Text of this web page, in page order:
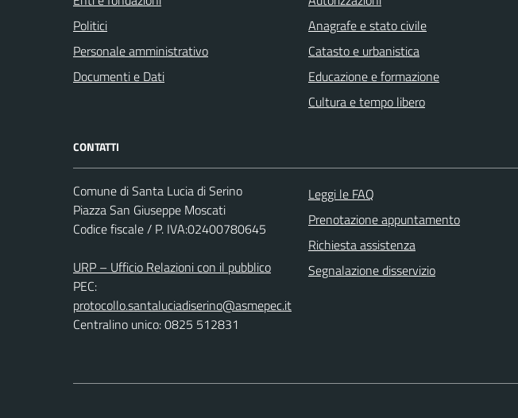
Politici
Personale amministrativo
Documenti e Dati
Anagrafe e stato civile
Catasto e urbanistica
Educazione e formazione
Cultura e tempo libero
CONTATTI
Comune di Santa Lucia di Serino
Piazza San Giuseppe Moscati
Codice fiscale / P. IVA:02400780645
URP – Ufficio Relazioni con il pubblico
PEC:
protocollo.santaluciadiserino@asmepec.it
Centralino unico: 0825 512831
Leggi le FAQ
Prenotazione appuntamento
Richiesta assistenza
Segnalazione disservizio